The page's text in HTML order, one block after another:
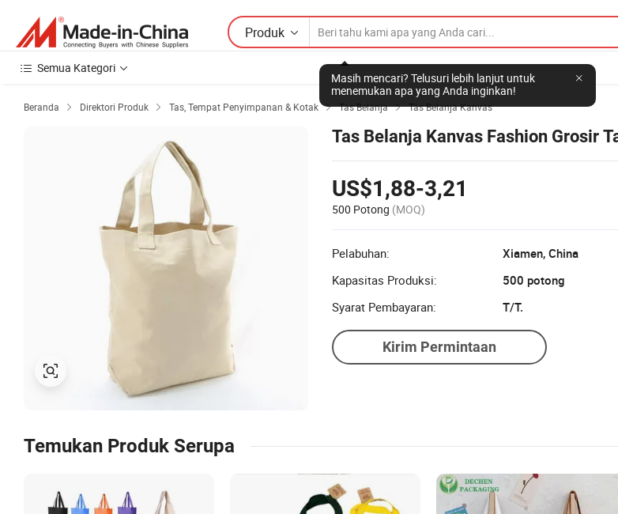
Produk
Masih mencari? Telusuri lebih lanjut untuk
menemukan apa yang Anda inginkan!
Semua Kategori
Beranda  Direktori Produk  Tas, Tempat Penyimpanan & Kotak  Tas Belanja  Tas Belanja Kanvas
Tas Belanja Kanvas Fashion Grosir
US$1,88-3,21
500 Potong (MOQ)
Pelabuhan:
Xiamen, China
Kapasitas Produksi:
500 potong
Syarat Pembayaran:
T/T.
Kirim Permintaan
Temukan Produk Serupa